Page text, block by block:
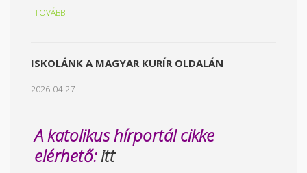
TOVÁBB
ISKOLÁNK A MAGYAR KURÍR OLDALÁN
2026-04-27
A katolikus hírportál cikke
elérhető:itt